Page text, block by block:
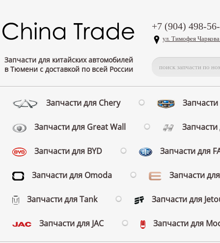
Запчасти для китайских автомобилей
в Тюмени с доставкой по всей России
+7 (904) 498-
ул. Тимофея
Запчасти для Chery
Запчасти для Great Wall
Запчасти для BYD Запчасти для
Запчасти для Omoda Запчасти
Запчасти для Tank Запчасти для
Запчасти для JAC Запчасти для